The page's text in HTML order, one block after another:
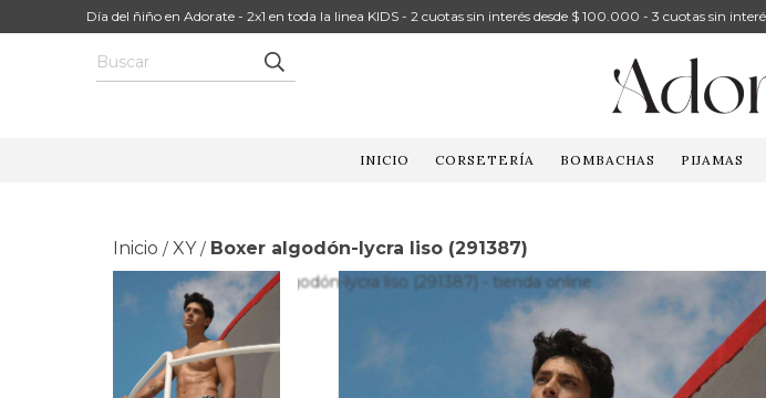
Día del ñiño en Adorate - 2x1 en toda la linea KIDS - 2 cuotas sin interés desde $ 100.000 - 3 cuotas sin
INICIO CORSETERÍA BOMBACHAS PIJAMAS
Inicio / XY / Boxer algodón-lycra liso (291387)